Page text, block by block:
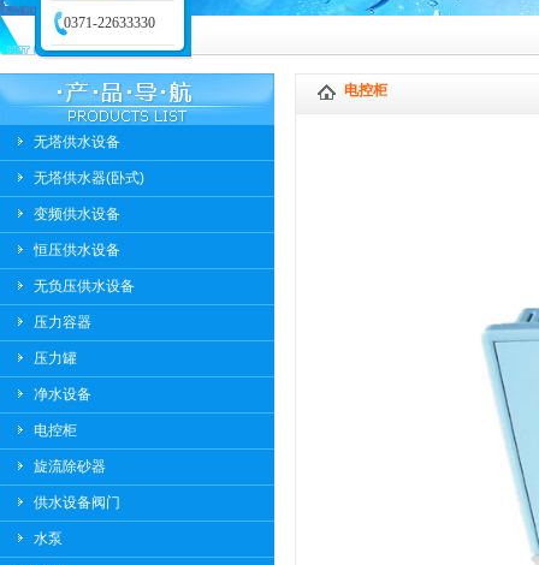
无塔供水设备
无塔供水器(卧式)
变频供水设备
恒压供水设备
无负压供水设备
压力容器
压力罐
净水设备
电控柜
旋流除砂器
供水设备阀门
水泵
电控柜
0371-22633330